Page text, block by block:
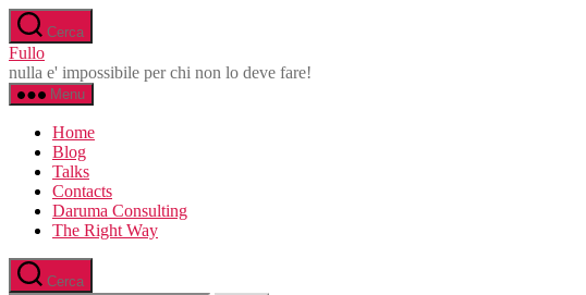
Salta
al
contenuto
Cerca
Fullo
nulla e' impossibile per chi non lo deve fare!
Menu
Home
Blog
Talks
Contacts
Daruma Consulting
The Right Way
Cerca